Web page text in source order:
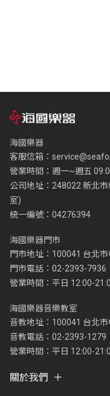
海國樂器
客服信箱：
營業時間：週一~週五
公司地址：248022 新北
室)
統一編號：04276394
海國樂器門市
門市地址：100041 台北
門市電話：02-2393-7936
營業時間：平日 12:00-
海國樂器音樂教室
音教地址：100041 台北
音教電話：02-2393-1279
營業時間：平日 12:00-
關於我們